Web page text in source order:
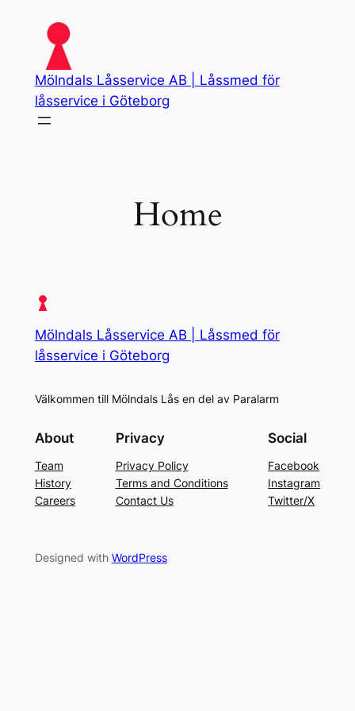
content
Mölndals Låsservice AB | Låssmed för
låsservice i Göteborg
Home
Mölndals Låsservice AB | Låssmed för
låsservice i Göteborg
Välkommen till Mölndals Lås en del av Paralarm
About
Team
History
Careers
Privacy
Privacy Policy
Terms and Conditions
Contact Us
Social
Facebook
Instagram
Twitter/X
Designed with WordPress